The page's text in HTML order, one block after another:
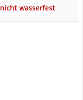
nicht wasserfest